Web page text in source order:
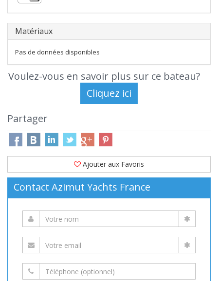
Matériaux
Pas de données disponibles
Voulez-vous en savoir plus sur ce bateau?
Partager
Ajouter aux Favoris
Contact Azimut Yachts France